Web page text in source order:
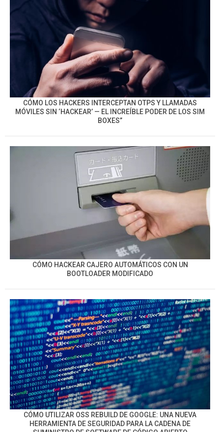
CÓMO LOS HACKERS INTERCEPTAN OTPS Y LLAMADAS
MÓVILES SIN ‘HACKEAR’ — EL INCREÍBLE PODER DE LOS SIM
BOXES”
CÓMO HACKEAR CAJERO AUTOMÁTICOS CON UN
BOOTLOADER MODIFICADO
CÓMO UTILIZAR OSS REBUILD DE GOOGLE: UNA NUEVA
HERRAMIENTA DE SEGURIDAD PARA LA CADENA DE